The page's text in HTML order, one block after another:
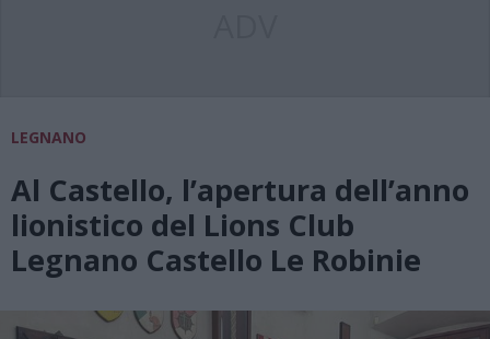
LEGNANO
Al Castello, l’apertura dell’anno
lionistico del Lions Club
Legnano Castello Le Robinie